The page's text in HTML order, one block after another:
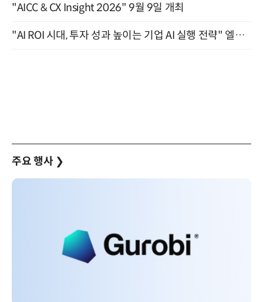
"AICC & CX Insight 2026" 9월 9일 개최
"AI ROI 시대, 투자 성과 높이는 기업 AI 실행 전략" 엘타워 6층 (9월 18일)
주요 행사 ❯